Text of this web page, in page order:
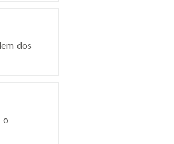
dos
o